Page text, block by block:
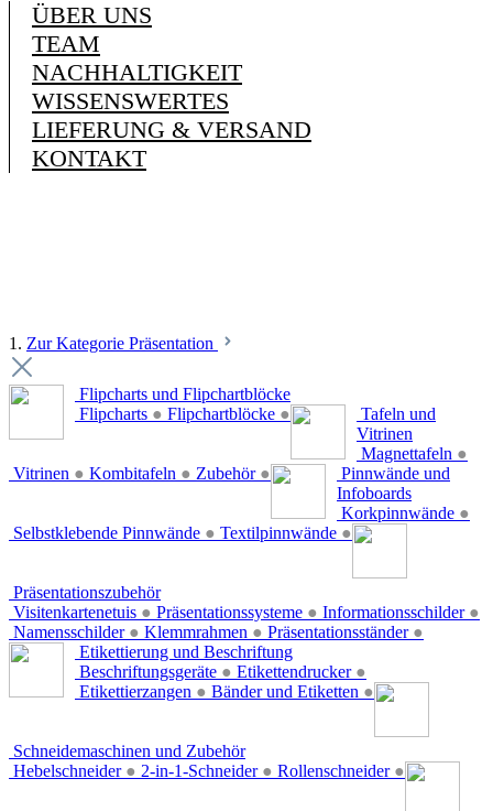
ÜBER UNS
TEAM
NACHHALTIGKEIT
WISSENSWERTES
LIEFERUNG & VERSAND
KONTAKT
1. Zur Kategorie Präsentation
Flipcharts und Flipchartblöcke
Flipcharts ● Flipchartblöcke ●
Tafeln und
Vitrinen
Magnettafeln ●
Vitrinen ● Kombitafeln ● Zubehör ●
Pinnwände und
Infoboards
Korkpinnwände ●
Selbstklebende Pinnwände ● Textilpinnwände ●
Präsentationszubehör
Visitenkartenetuis ● Präsentationssysteme ● Informationsschilder ●
Namensschilder ● Klemmrahmen ● Präsentationsständer ●
Etikettierung und Beschriftung
Beschriftungsgeräte ● Etikettendrucker ●
Etikettierzangen ● Bänder und Etiketten ●
Schneidemaschinen und Zubehör
Hebelschneider ● 2-in-1-Schneider ● Rollenschneider ●